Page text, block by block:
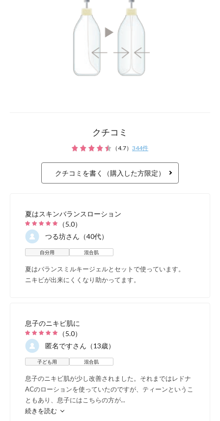
その後、ジェル乳液などで
るために保護してください。
特に乾燥が気になる部位に
てください。
顔はもちろん、ボディの保
ます。
ママ&キッズ 敏
敏感肌は大きく2つの
クチコミ
（4.7） 344件
クチコミを書く（購入した方限定）
夏はスキンバランスローション
（5.0）
つる坊さん（40代）
自分用 混合肌
夏はバランスミルキージェルとセットで使っています。
ニキビが出来にくくなり助かってます。
息子のニキビ肌に
（5.0）
匿名ですさん（13歳）
子ども用 混合肌
息子のニキビ肌が少し改善されました。それまではレドナ
ACのローションを使っていたのですが、ティーンというこ
ともあり、息子にはこちらの方が...
続きを読む